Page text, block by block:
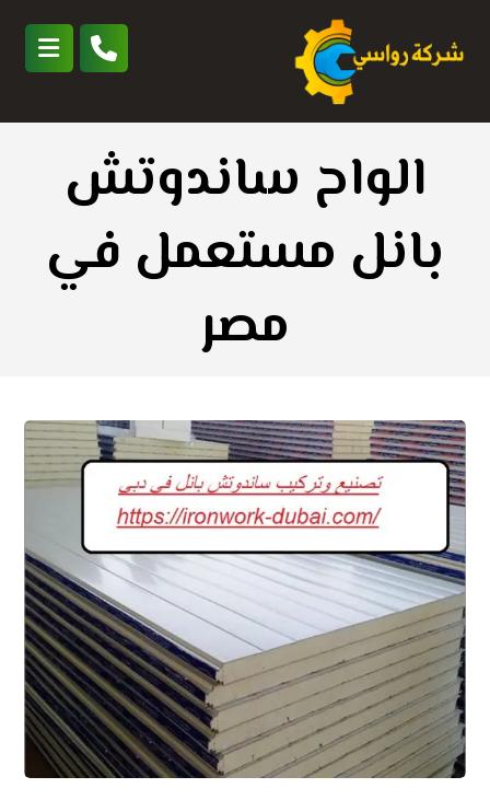
الواح ساندوتش
بانل مستعمل في
مصر